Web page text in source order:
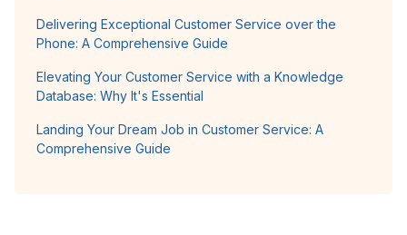
Delivering Exceptional Customer Service over the
Phone: A Comprehensive Guide
Elevating Your Customer Service with a Knowledge
Database: Why It's Essential
Landing Your Dream Job in Customer Service: A
Comprehensive Guide